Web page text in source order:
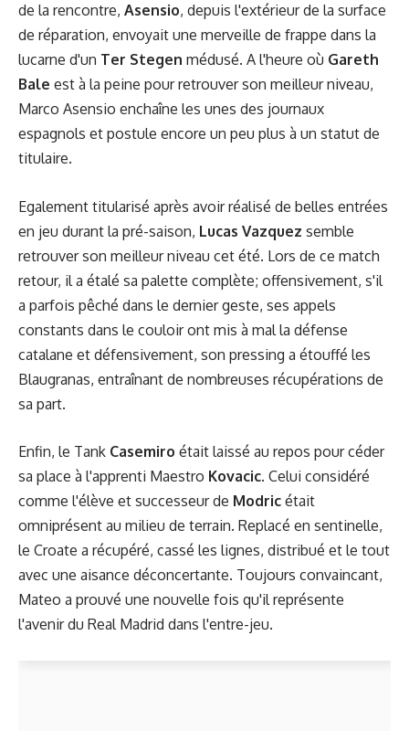
de la rencontre, Asensio, depuis l'extérieur de la surface
de réparation, envoyait une merveille de frappe dans la
lucarne d'un Ter Stegen médusé. A l'heure où Gareth
Bale est à la peine pour retrouver son meilleur niveau,
Marco Asensio enchaîne les unes des journaux
espagnols et postule encore un peu plus à un statut de
titulaire.
Egalement titularisé après avoir réalisé de belles entrées
en jeu durant la pré-saison, Lucas Vazquez semble
retrouver son meilleur niveau cet été. Lors de ce match
retour, il a étalé sa palette complète; offensivement, s'il
a parfois pêché dans le dernier geste, ses appels
constants dans le couloir ont mis à mal la défense
catalane et défensivement, son pressing a étouffé les
Blaugranas, entraînant de nombreuses récupérations de
sa part.
Enfin, le Tank Casemiro était laissé au repos pour céder
sa place à l'apprenti Maestro Kovacic. Celui considéré
comme l'élève et successeur de Modric était
omniprésent au milieu de terrain. Replacé en sentinelle,
le Croate a récupéré, cassé les lignes, distribué et le tout
avec une aisance déconcertante. Toujours convaincant,
Mateo a prouvé une nouvelle fois qu'il représente
l'avenir du Real Madrid dans l'entre-jeu.